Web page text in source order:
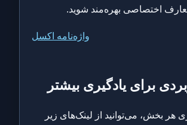
اختصاصی بهره‌مند شوید.
واژه‌نامه اکسل
برای یادگیری بیشتر
هر بخش، می‌توانید از لینک‌های زیر